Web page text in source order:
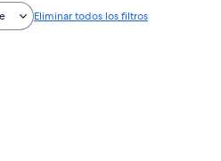
Eliminar todos los filtros